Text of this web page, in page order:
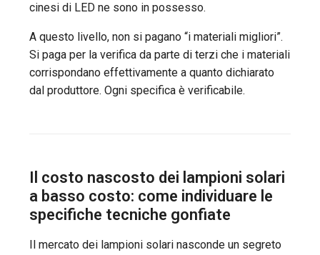
cinesi di LED ne sono in possesso.
A questo livello, non si pagano “i materiali migliori”.
Si paga per la verifica da parte di terzi che i materiali
corrispondano effettivamente a quanto dichiarato
dal produttore. Ogni specifica è verificabile.
Il costo nascosto dei lampioni solari
a basso costo: come individuare le
specifiche tecniche gonfiate
Il mercato dei lampioni solari nasconde un segreto